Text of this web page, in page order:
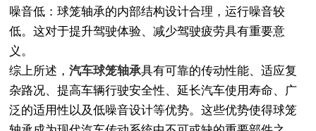
噪音低：球笼轴承的内部结构设计合理，运行噪音较
低。这对于提升驾驶体验、减少驾驶疲劳具有重要意
义。
综上所述，汽车球笼轴承具有可靠的传动性能、适应复
杂路况、提高车辆行驶安全性、延长汽车使用寿命、广
泛的适用性以及低噪音设计等优势。这些优势使得球笼